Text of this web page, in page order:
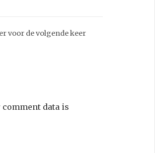
voor de volgende keer
data is